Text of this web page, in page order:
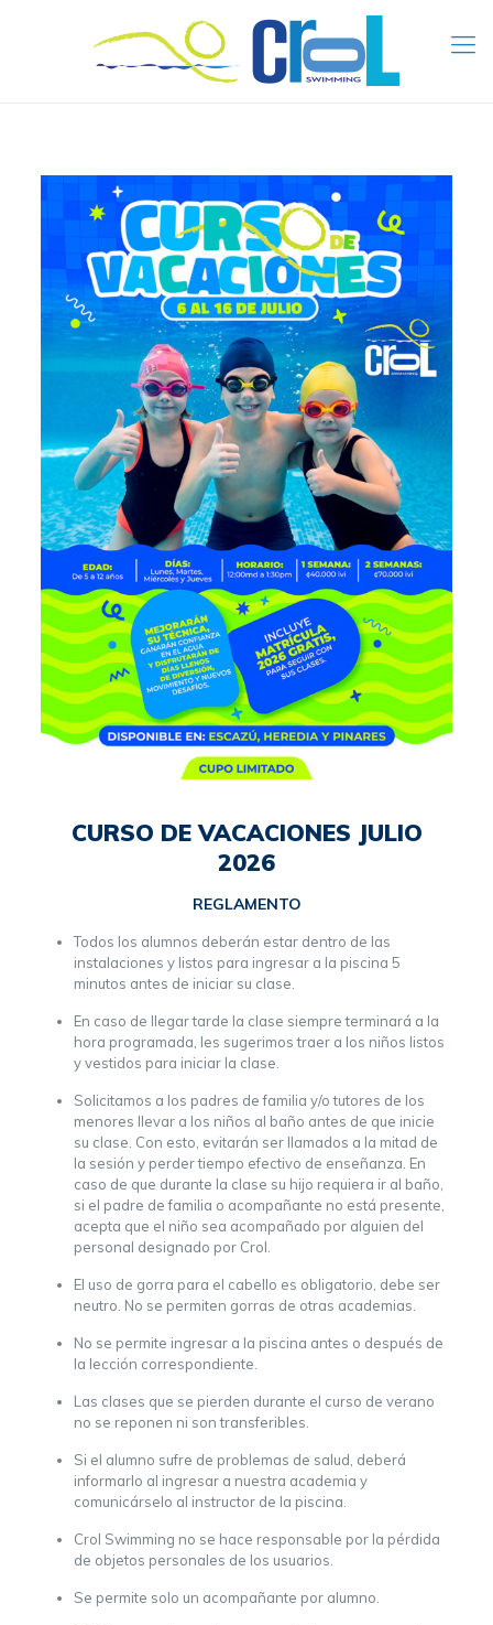
CURSO DE VACACIONES JULIO
2026
REGLAMENTO
Todos los alumnos deberán estar dentro de las
instalaciones y listos para ingresar a la piscina 5
minutos antes de iniciar su clase.
En caso de llegar tarde la clase siempre terminará a la
hora programada, les sugerimos traer a los niños listos
y vestidos para iniciar la clase.
Solicitamos a los padres de familia y/o tutores de los
menores llevar a los niños al baño antes de que inicie
su clase. Con esto, evitarán ser llamados a la mitad de
la sesión y perder tiempo efectivo de enseñanza. En
caso de que durante la clase su hijo requiera ir al baño,
si el padre de familia o acompañante no está presente,
acepta que el niño sea acompañado por alguien del
personal designado por Crol.
El uso de gorra para el cabello es obligatorio, debe ser
neutro. No se permiten gorras de otras academias.
No se permite ingresar a la piscina antes o después de
la lección correspondiente.
Las clases que se pierden durante el curso de verano
no se reponen ni son transferibles.
Si el alumno sufre de problemas de salud, deberá
informarlo al ingresar a nuestra academia y
comunicárselo al instructor de la piscina.
Crol Swimming no se hace responsable por la pérdida
de objetos personales de los usuarios.
Se permite solo un acompañante por alumno.